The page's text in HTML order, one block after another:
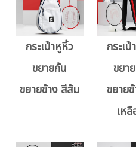
กระเป๋าหูหิ้ว
ขยายก้น
ขยายข้าง สีส้ม
กระเ
ขยา
ขยาย
เห